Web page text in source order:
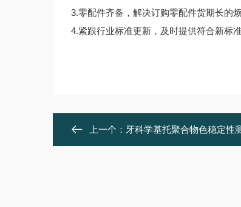
3.零配件齐备，解决订购零配件货期长的
4.紧跟行业标准更新，及时提供符合新标
上一个： 牙科学基托聚合物色稳定性